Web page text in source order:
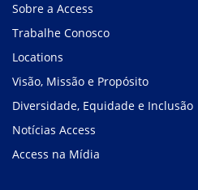
Sobre a Access
Trabalhe Conosco
Locations
Visão, Missão e Propósito
Diversidade, Equidade e Inclusão
Notícias Access
Access na Mídia